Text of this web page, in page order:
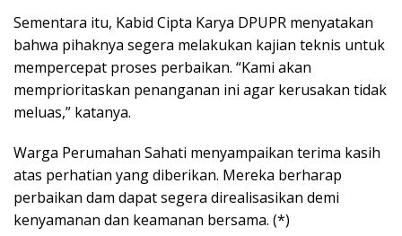
Sementara itu, Kabid Cipta Karya DPUPR menyatakan
bahwa pihaknya segera melakukan kajian teknis untuk
mempercepat proses perbaikan. “Kami akan
memprioritaskan penanganan ini agar kerusakan tidak
meluas,” katanya.
Warga Perumahan Sahati menyampaikan terima kasih
atas perhatian yang diberikan. Mereka berharap
perbaikan dam dapat segera direalisasikan demi
kenyamanan dan keamanan bersama. (*)